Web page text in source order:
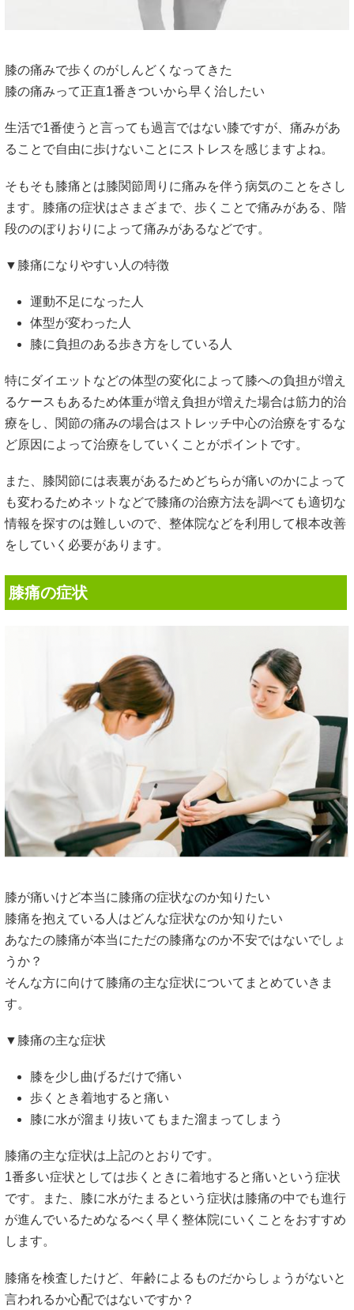
膝の痛みで歩くのがしんどくなってきた
膝の痛みって正直1番きついから早く治したい
生活で1番使うと言っても過言ではない膝ですが、痛みがあ
ることで自由に歩けないことにストレスを感じますよね。
そもそも膝痛とは膝関節周りに痛みを伴う病気のことをさし
ます。膝痛の症状はさまざまで、歩くことで痛みがある、階
段ののぼりおりによって痛みがあるなどです。
▼膝痛になりやすい人の特徴
運動不足になった人
体型が変わった人
膝に負担のある歩き方をしている人
特にダイエットなどの体型の変化によって膝への負担が増え
るケースもあるため体重が増え負担が増えた場合は筋力的治
療をし、関節の痛みの場合はストレッチ中心の治療をするな
ど原因によって治療をしていくことがポイントです。
また、膝関節には表裏があるためどちらが痛いのかによって
も変わるためネットなどで膝痛の治療方法を調べても適切な
情報を探すのは難しいので、整体院などを利用して根本改善
をしていく必要があります。
膝痛の症状
膝が痛いけど本当に膝痛の症状なのか知りたい
膝痛を抱えている人はどんな症状なのか知りたい
あなたの膝痛が本当にただの膝痛なのか不安ではないでしょ
うか？
そんな方に向けて膝痛の主な症状についてまとめていきま
す。
▼膝痛の主な症状
膝を少し曲げるだけで痛い
歩くとき着地すると痛い
膝に水が溜まり抜いてもまた溜まってしまう
膝痛の主な症状は上記のとおりです。
1番多い症状としては歩くときに着地すると痛いという症状
です。また、膝に水がたまるという症状は膝痛の中でも進行
が進んでいるためなるべく早く整体院にいくことをおすすめ
します。
膝痛を検査したけど、年齢によるものだからしょうがないと
言われるか心配ではないですか？